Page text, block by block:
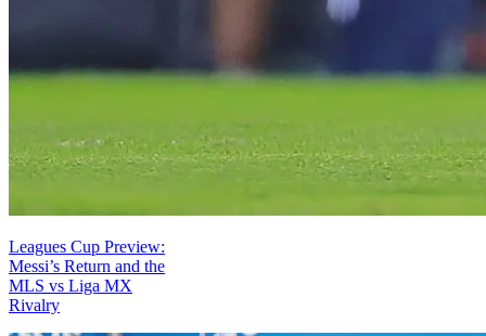
Leagues Cup Preview:
Messi’s Return and the
MLS vs Liga MX
Rivalry